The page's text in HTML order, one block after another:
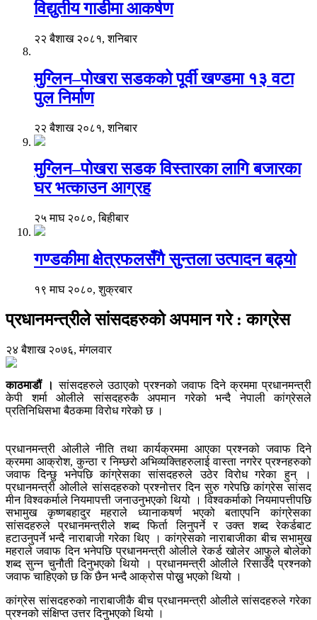
विद्युतीय गाडीमा आकर्षण
२२ बैशाख २०८१, शनिबार
मुग्लिन–पोखरा सडकको पूर्वी खण्डमा १३ वटा
पुल निर्माण
२२ बैशाख २०८१, शनिबार
मुग्लिन–पोखरा सडक विस्तारका लागि बजारका
घर भत्काउन आग्रह
२५ माघ २०८०, बिहीबार
गण्डकीमा क्षेत्रफलसँगै सुन्तला उत्पादन बढ्यो
१९ माघ २०८०, शुक्रबार
प्रधानमन्त्रीले सांसदहरुको अपमान गरे : काग्रेस
२४ बैशाख २०७६, मंगलवार
काठमाडौं । सांसदहरुले उठाएको प्रश्नको जवाफ दिने क्रममा प्रधानमन्त्री
केपी शर्मा ओलीले सांसदहरुकै अपमान गरेको भन्दै नेपाली कांग्रेसले
प्रतिनिधिसभा बैठकमा विरोध गरेको छ ।
प्रधानमन्त्री ओलीले नीति तथा कार्यक्रममा आएका प्रश्नको जवाफ दिने
क्रममा आक्रोश, कुन्ठा र निम्छरो अभिव्यक्तिहरुलाई वास्ता नगरेर प्रश्नहरुको
जवाफ दिन्छु भनेपछि कांग्रेसका सांसदहरुले उठेर विरोध गरेका हुन् ।
प्रधानमन्त्री ओलीले सांसदहरुको प्रश्नोत्तर दिन सुरु गरेपछि कांग्रेस सांसद
मीन विश्वकर्माले नियमापत्ती जनाउनुभएको थियो । विश्वकर्माको नियमापत्तीपछि
सभामुख कृष्णबहादुर महराले ध्यानाकषर्ण भएको बताएपनि कांग्रेसका
सांसदहरुले प्रधानमन्त्रीले शब्द फिर्ता लिनुपर्ने र उक्त शब्द रेकर्डबाट
हटाउनुपर्ने भन्दै नाराबाजी गरेका थिए । कांग्रेसको नाराबाजीका बीच सभामुख
महराले जवाफ दिन भनेपछि प्रधानमन्त्री ओलीले रेकर्ड खोलेर आफुले बोलेको
शब्द सुन्न चुनौती दिनुभएको थियो । प्रधानमन्त्री ओलीले रिसाउँदै प्रश्नको
जवाफ चाहिएको छ कि छैन भन्दै आक्रोस पोख्नु भएको थियो ।
कांग्रेस सांसदहरुको नाराबाजीकै बीच प्रधानमन्त्री ओलीले सांसदहरुले गरेका
प्रश्नको संक्षिप्त उत्तर दिनुभएको थियो ।